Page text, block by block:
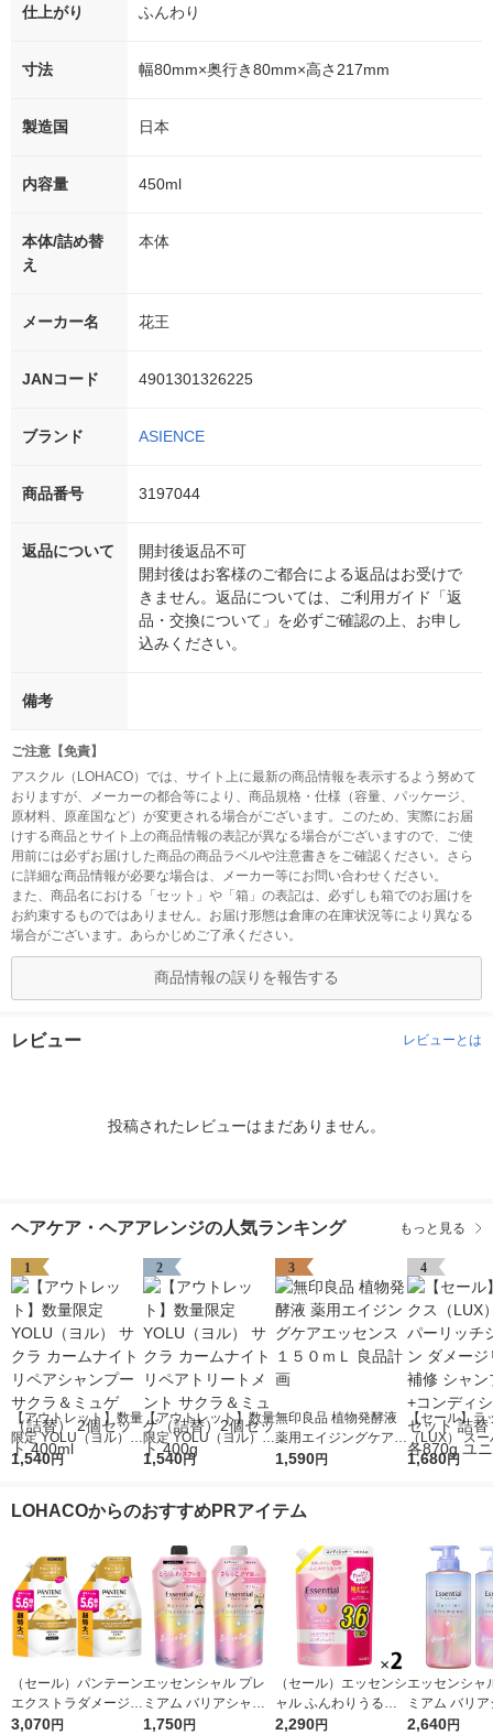
仕上がり ふんわり
寸法 幅80mm×奥行き80mm×高さ217mm
製造国 日本
内容量 450ml
本体/詰め替
え
本体
メーカー名 花王
JANコード 4901301326225
ブランド ASIENCE
商品番号 3197044
返品について
開封後返品不可
開封後はお客様のご都合による返品はお受けで
きません。返品については、ご利用ガイド「返
品・交換について」を必ずご確認の上、お申し
込みください。
備考
ご注意【免責】
アスクル（LOHACO）では、サイト上に最新の商品情報を表示するよう努めて
おりますが、メーカーの都合等により、商品規格・仕様（容量、パッケージ、
原材料、原産国など）が変更される場合がございます。このため、実際にお届
けする商品とサイト上の商品情報の表記が異なる場合がございますので、ご使
用前には必ずお届けした商品の商品ラベルや注意書きをご確認ください。さら
に詳細な商品情報が必要な場合は、メーカー等にお問い合わせください。
また、商品名における「セット」や「箱」の表記は、必ずしも箱でのお届けを
お約束するものではありません。お届け形態は倉庫の在庫状況等により異なる
場合がございます。あらかじめご了承ください。
商品情報の誤りを報告する
レビュー レビューとは
投稿されたレビューはまだありません。
ヘアケア・ヘアアレンジの人気ランキング もっと見る
1
【アウトレット】数量
限定 YOLU（ヨル）
サクラ カームナイト
2個セット 400ml
1,540円
2
【アウトレット】数量
限定 YOLU（ヨル）
サクラ カームナイト
替）2個セット 400g
1,540円
3
無印良品 植物発酵液
薬用エイジングケアエ
ッセンス １５０ｍＬ
1,590円
4
【セール】ラ
（LUX） ス
ッチシャイン
1,680円
LOHACOからのおすすめPRアイテム
（セール）パンテーン
エクストラダメージリ
ペア シャンプー + コ
3,070円
エッセンシャル プレ
ミアム バリアシャン
プー + コンディショ
1,750円
（セール）エッセンシ
ャル ふんわりうるツ
ヤ コンディショナー
2,290円
エッセンシャ
ミアム バリ
プー + コンデ
2,640円